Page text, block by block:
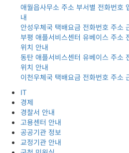
애월읍사무소 주소 부서별 전화번호
내
안성우체국 택배요금 전화번호 주소
부평 애플서비스센터 유베이스 주소
위치 안내
동탄 애플서비스센터 유베이스 주소
위치 안내
이천우체국 택배요금 전화번호 주소
IT
경제
경찰서 안내
고용센터 안내
공공기관 정보
교정기관 안내